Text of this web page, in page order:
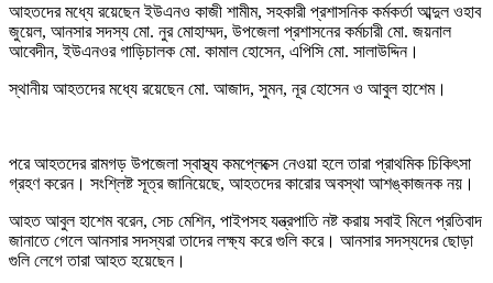
আহতদের মধ্যে রয়েছেন ইউএনও কাজী শামীম, সহকারী প্রশাসনিক কর্মকর্তা আব্দুল ওহাব
জুয়েল, আনসার সদস্য মো. নুর মোহাম্মদ, উপজেলা প্রশাসনের কর্মচারী মো. জয়নাল
আবেদীন, ইউএনওর গাড়িচালক মো. কামাল হোসেন, এপিসি মো. সালাউদ্দিন।
স্থানীয় আহতদের মধ্যে রয়েছেন মো. আজাদ, সুমন, নূর হোসেন ও আবুল হাশেম।
পরে আহতদের রামগড় উপজেলা স্বাস্থ্য কমপ্লেক্সে নেওয়া হলে তারা প্রাথমিক চিকিৎসা
গ্রহণ করেন। সংশ্লিষ্ট সূত্র জানিয়েছে, আহতদের কারোর অবস্থা আশঙ্কাজনক নয়।
আহত আবুল হাশেম বরেন, সেচ মেশিন, পাইপসহ যন্ত্রপাতি নষ্ট করায় সবাই মিলে প্রতিবাদ
জানাতে গেলে আনসার সদস্যরা তাদের লক্ষ্য করে গুলি করে। আনসার সদস্যদের ছোড়া
গুলি লেগে তারা আহত হয়েছেন।